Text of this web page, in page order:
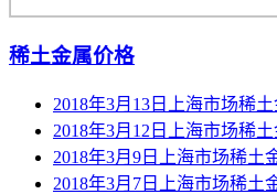
稀土金属价格
2018年3月13日上海市场稀
2018年3月12日上海市场稀
2018年3月9日上海市场稀土
2018年3月7日上海市场稀土